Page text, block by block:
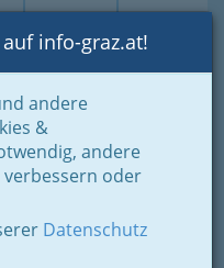
Login Toggle
info-graz.at!
andere
&
andere
verbessern oder
Datenschutz
2